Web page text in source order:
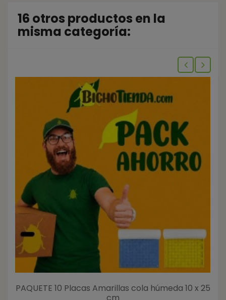
16 otros productos en la
misma categoría:
PAQUETE 10 Placas Amarillas cola húmeda 10 x 25
cm